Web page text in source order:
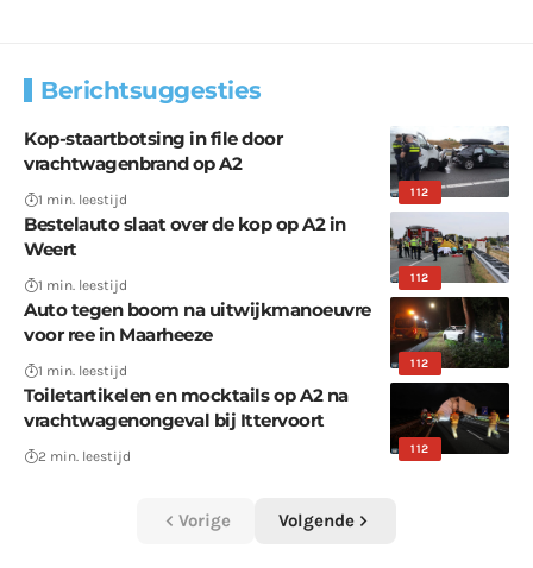
Berichtsuggesties
112
Kop-staartbotsing in file door
vrachtwagenbrand op A2
1 min. leestijd
112
Bestelauto slaat over de kop op A2 in
Weert
1 min. leestijd
112
Auto tegen boom na uitwijkmanoeuvre
voor ree in Maarheeze
1 min. leestijd
112
Toiletartikelen en mocktails op A2 na
vrachtwagenongeval bij Ittervoort
2 min. leestijd
Vorige Volgende